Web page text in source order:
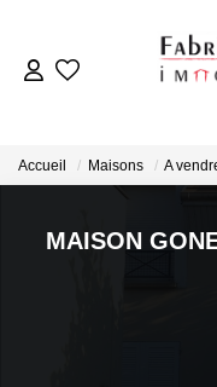
Accueil Maisons A
MAISON